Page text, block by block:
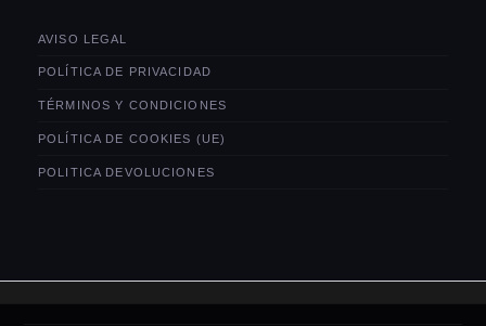
AVISO LEGAL
POLÍTICA DE PRIVACIDAD
TÉRMINOS Y CONDICIONES
POLÍTICA DE COOKIES (UE)
POLITICA DEVOLUCIONES